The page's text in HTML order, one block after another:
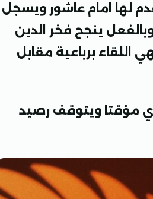
ضرة جزاء للأهلي في الدقيقة 77 ويتقدم لها امام عاشور ويسجل
ينجح فخر الدين
اللقاء برباعية مقابل
للنقطة 49 ويتصدر الدوري مؤقتا ويتوقف رصيد